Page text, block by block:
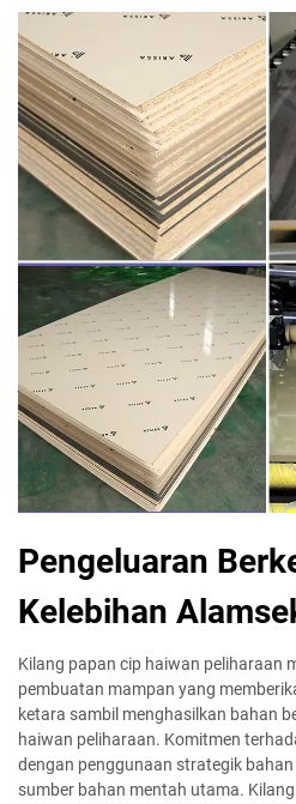
Pengeluaran
Kelebihan
Kilang papan cip haiwan peliharaan
pembuatan mampan yang
ketara sambil menghasilkan bahan
haiwan peliharaan. Komitmen
dengan penggunaan strategik
sumber bahan mentah utama.